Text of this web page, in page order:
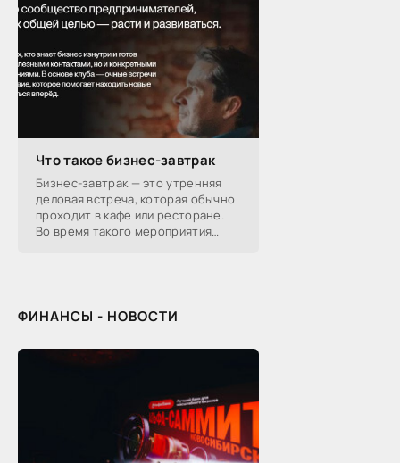
Что такое бизнес-завтрак
Бизнес-завтрак — это утренняя
деловая встреча, которая обычно
проходит в кафе или ресторане.
Во время такого мероприятия
ФИНАНСЫ - НОВОСТИ